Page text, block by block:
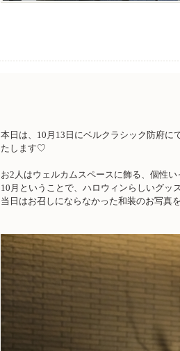
本日は、 10 月 13 日にベルクラシック防府に
たします♡
お2 人はウェルカムスペースに飾る、個性
10 月ということで、ハロウィンらしいグッ
当日はお召しにならなかった和装のお写真